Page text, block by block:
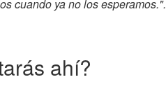
cuando ya no los esperamos.".
ahí?